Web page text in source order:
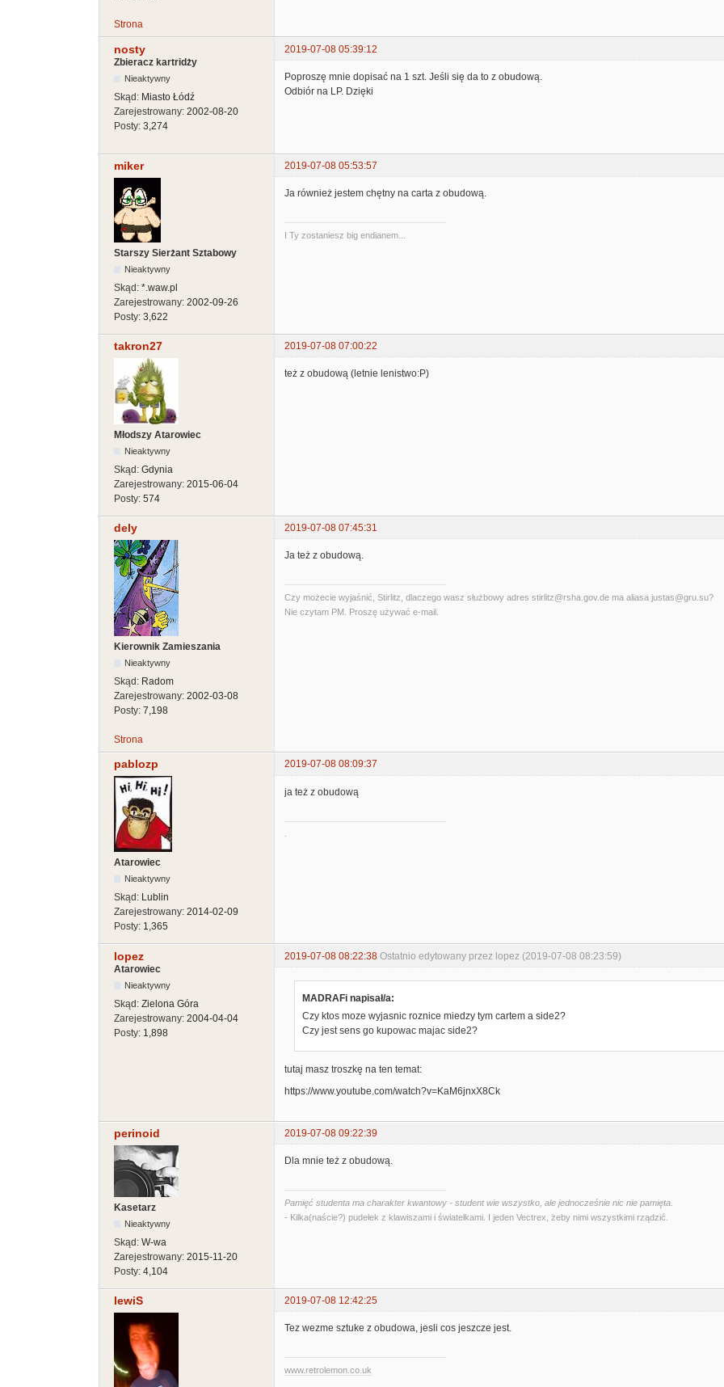
Strona
nosty
2019-07-08 05:39:12
Zbieracz kartridży
Nieaktywny
Skąd: Miasto Łódź
Zarejestrowany: 2002-08-20
Posty: 3,274
Poproszę mnie dopisać na 1 szt. Jeśli się da to z obudową.
Odbiór na LP. Dzięki
miker 2019-07-08 05:53:57
Starszy Sierżant Sztabowy
Nieaktywny
Skąd: *.waw.pl
Zarejestrowany: 2002-09-26
Posty: 3,622
Ja również jestem chętny na carta z obudową.
I Ty zostaniesz big endianem...
takron27 2019-07-08 07:00:22
Młodszy Atarowiec
Nieaktywny
Skąd: Gdynia
Zarejestrowany: 2015-06-04
Posty: 574
też z obudową (letnie lenistwo:P)
dely 2019-07-08 07:45:31
Kierownik Zamieszania
Nieaktywny
Skąd: Radom
Zarejestrowany: 2002-03-08
Posty: 7,198
Ja też z obudową.
Czy możecie wyjaśnić, Stirlitz, dlaczego wasz służbowy adres stirlitz@rsha.gov.de ma aliasa justas@gru.su?
Nie czytam PM. Proszę używać e-mail.
Strona
pablozp 2019-07-08 08:09:37
Atarowiec
Nieaktywny
Skąd: Lublin
Zarejestrowany: 2014-02-09
Posty: 1,365
ja też z obudową
lopez 2019-07-08 08:22:38 Ostatnio edytowany przez lopez (2019-07-08 08:23:59)
Atarowiec
Nieaktywny
Skąd: Zielona Góra
Zarejestrowany: 2004-04-04
Posty: 1,898
MADRAFi napisał/a:
Czy ktos moze wyjasnic roznice miedzy tym cartem a side2?
Czy jest sens go kupowac majac side2?
tutaj masz troszkę na ten temat:
https://www.youtube.com/watch?v=KaM6jnxX8Ck
perinoid 2019-07-08 09:22:39
Kasetarz
Nieaktywny
Skąd: W-wa
Zarejestrowany: 2015-11-20
Posty: 4,104
Dla mnie też z obudową.
Pamięć studenta ma charakter kwantowy - student wie wszystko, ale jednocześnie nic nie pamięta.
- Kilka(naście?) pudełek z klawiszami i światełkami. I jeden Vectrex, żeby nimi wszystkimi rządzić.
lewiS 2019-07-08 12:42:25
Tez wezme sztuke z obudowa, jesli cos jeszcze jest.
www.retrolemon.co.uk